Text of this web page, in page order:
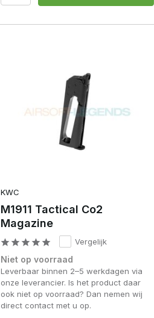
KWC
M1911 Tactical Co2
Magazine
Vergelijk
Niet op voorraad
Leverbaar binnen 2–5 werkdagen via
onze leverancier. Is het product daar
ook niet op voorraad? Dan nemen wij
direct contact met u op.